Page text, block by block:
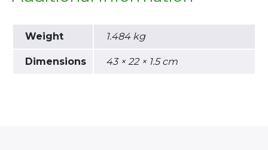
Weight 1.484 kg
Dimensions 43 × 22 × 1.5 cm